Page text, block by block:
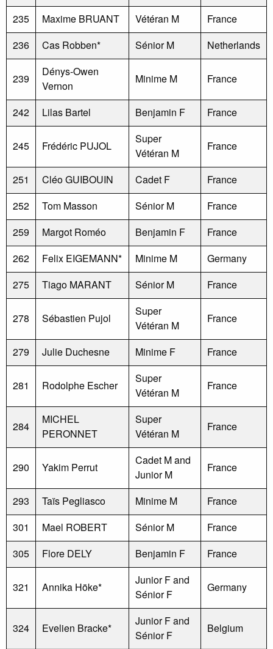
235
Maxime BRUANT Vétéran M
France
236
Cas Robben* Sénior M Netherlands
239
Dénys-Owen
Vernon
Minime M France
242 Lilas Bartel Benjamin F France
245 Frédéric PUJOL
Super
Vétéran M
France
251 Cléo GUIBOUIN Cadet F
France
252
Tom Masson Sénior M
France
259
Margot Roméo Benjamin F
France
262
Felix EIGEMANN* Minime M
Germany
275
Tiago MARANT Sénior M France
278 Sébastien Pujol
Super
Vétéran M
France
279 Julie Duchesne Minime F France
281 Rodolphe Escher
Super
Vétéran M
France
284
MICHEL
PERONNET
Super
Vétéran M
France
290 Yakim Perrut
Cadet M and
Junior M
France
293 Taïs Pegliasco Minime M
France
301
Mael ROBERT Sénior M
France
305
Flore DELY Benjamin F France
321 Annika Höke*
Junior F and
Sénior F
Germany
324 Evelien Bracke*
Junior F and
Sénior F
Belgium